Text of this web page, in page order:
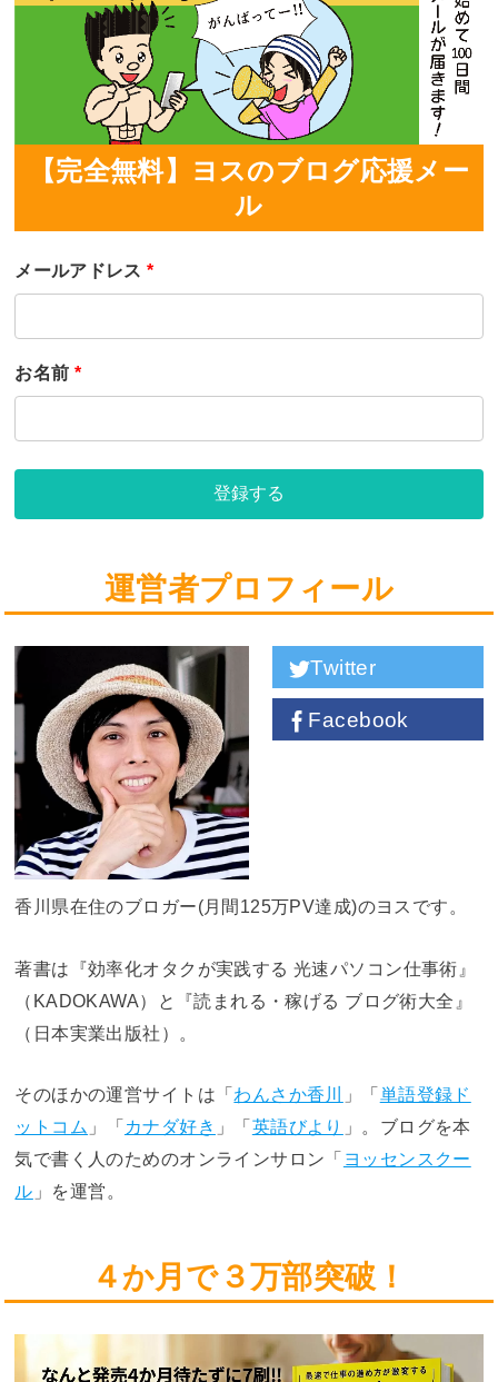
【完全無料】ヨスのブログ応援メー
ル
メールアドレス *
お名前 *
登録する
運営者プロフィール
Twitter
Facebook
香川県在住のブロガー(月間125万PV達成)のヨスです。
著書は『効率化オタクが実践する 光速パソコン仕事術』
（KADOKAWA）と『読まれる・稼げる ブログ術大全』
（日本実業出版社）。
そのほかの運営サイトは「わんさか香川 」「単語登録ド
ットコム 」「カナダ好き 」「英語びより
」。ブログを本
気で書く人のためのオンラインサロン「 ヨッセンスクー
ル 」を運営。
４か月で３万部突破！